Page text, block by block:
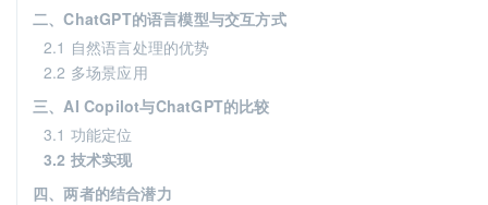
二、ChatGPT的语言模型与交互方式
2.1 自然语言处理的优势
2.2 多场景应用
三、AI Copilot与ChatGPT的比较
3.1 功能定位
3.2 技术实现
四、两者的结合潜力